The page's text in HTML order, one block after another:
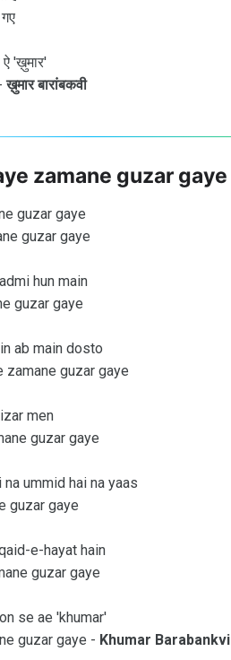
'ख़ुमार'
ख़ुमार बारांबकवी
zamane guzar gaye
guzar gaye
guzar gaye
hun main
guzar gaye
ab main dosto
zamane guzar gaye
men
guzar gaye
ummid hai na yaas
guzar gaye
e-hayat hain
guzar gaye
se ae 'khumar'
guzar gaye - Khumar Barabankvi